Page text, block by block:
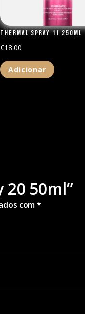
Thermal Spray 11 250ml
€18.00
Adicionar
20 50ml”
com*